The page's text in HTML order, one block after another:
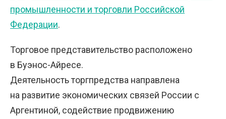
промышленности и торговли Российской
Федерации.
Торговое представительство расположено
в Буэнос-Айресе.
Деятельность торгпредства направлена
на развитие экономических связей России с
Аргентиной, содействие продвижению